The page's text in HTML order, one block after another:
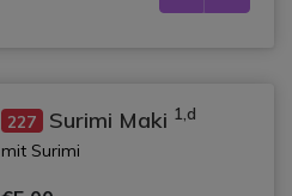
227 Surimi Maki 1,d
mit Surimi